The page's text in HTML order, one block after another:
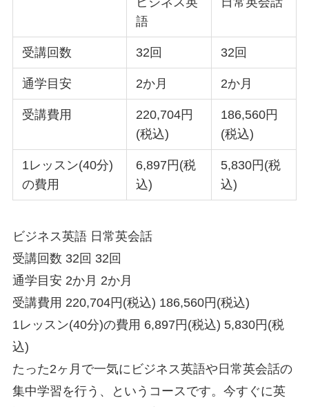
語
受講回数 32回 32回
通学目安 2か月 2か月
受講費用
220,704円
(税込)
186,560円
(税込)
1レッスン(40分)
の費用
6,897円(税
込)
5,830円(税
込)
ビジネス英語 日常英会話
受講回数 32回 32回
通学目安 2か月 2か月
受講費用 220,704円(税込) 186,560円(税込)
1レッスン(40分)の費用 6,897円(税込) 5,830円(税
込)
たった2ヶ月で一気にビジネス英語や日常英会話の
集中学習を行う、というコースです。今すぐに英